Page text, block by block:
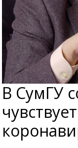
В СумГУ